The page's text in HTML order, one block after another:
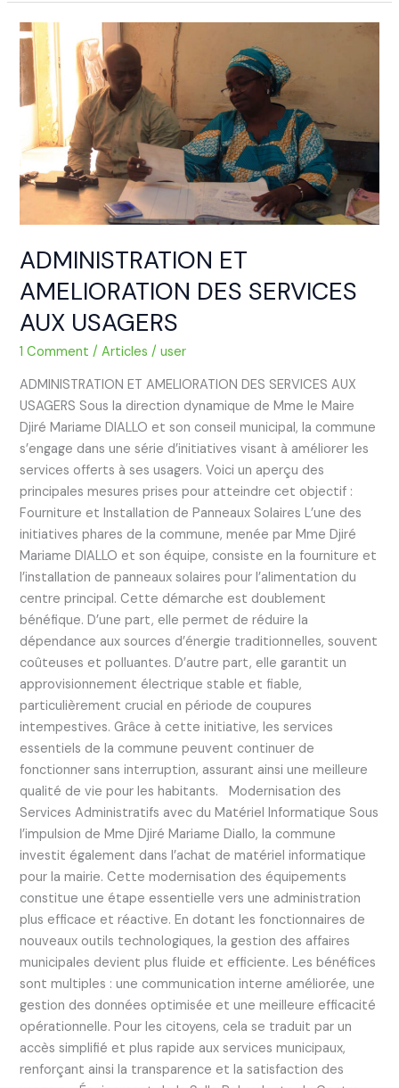
ADMINISTRATION ET
AMELIORATION DES SERVICES
AUX USAGERS
1 Comment /Articles /user
ADMINISTRATION ET AMELIORATION DES SERVICES AUX
USAGERS Sous la direction dynamique de Mme le Maire
Djiré Mariame DIALLO et son conseil municipal, la commune
s’engage dans une série d’initiatives visant à améliorer les
services offerts à ses usagers. Voici un aperçu des
principales mesures prises pour atteindre cet objectif :
Fourniture et Installation de Panneaux Solaires L’une des
initiatives phares de la commune, menée par Mme Djiré
Mariame DIALLO et son équipe, consiste en la fourniture et
l’installation de panneaux solaires pour l’alimentation du
centre principal. Cette démarche est doublement
bénéfique. D’une part, elle permet de réduire la
dépendance aux sources d’énergie traditionnelles, souvent
coûteuses et polluantes. D’autre part, elle garantit un
approvisionnement électrique stable et fiable,
particulièrement crucial en période de coupures
intempestives. Grâce à cette initiative, les services
essentiels de la commune peuvent continuer de
fonctionner sans interruption, assurant ainsi une meilleure
qualité de vie pour les habitants. Modernisation des
Services Administratifs avec du Matériel Informatique Sous
l’impulsion de Mme Djiré Mariame Diallo, la commune
investit également dans l’achat de matériel informatique
pour la mairie. Cette modernisation des équipements
constitue une étape essentielle vers une administration
plus efficace et réactive. En dotant les fonctionnaires de
nouveaux outils technologiques, la gestion des affaires
municipales devient plus fluide et efficiente. Les bénéfices
sont multiples : une communication interne améliorée, une
gestion des données optimisée et une meilleure efficacité
opérationnelle. Pour les citoyens, cela se traduit par un
accès simplifié et plus rapide aux services municipaux,
renforçant ainsi la transparence et la satisfaction des
ADMINISTRATION
ET
AMELIORATION
DES
SERVICES
AUX
USAGERS